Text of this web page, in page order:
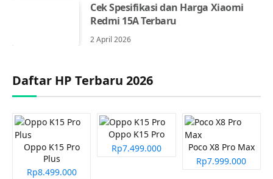
Cek Spesifikasi dan Harga Xiaomi
Redmi 15A Terbaru
2 April 2026
Daftar HP Terbaru 2026
Oppo K15 Pro
Plus
Rp8.499.000
Oppo K15 Pro
Rp7.499.000
Poco X8 Pro Max
Rp7.999.000